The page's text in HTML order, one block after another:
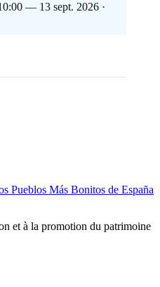
— 13 sept. 2026 ·
Pueblos Más Bonitos de España
et à la promotion du patrimoine